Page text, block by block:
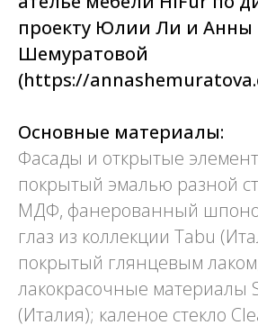
проекту Юлии Ли и Анны
Шемуратовой
(https://
Основные материалы:
Фасады и открытые
покрытый эмалью разной
МДФ, фанерованный
глаз из коллекции Tabu
покрытый глянцевым
лакокрасочные материалы
(Италия); каленое стекло